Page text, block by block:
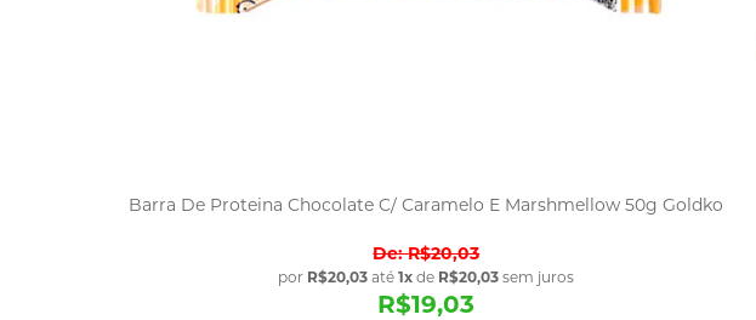
Barra De Proteina Chocolate C/ Caramelo E Marshmellow 50g Goldko
R$20,03
por R$20,03 até1x de R$20,03 sem juros
R$19,03